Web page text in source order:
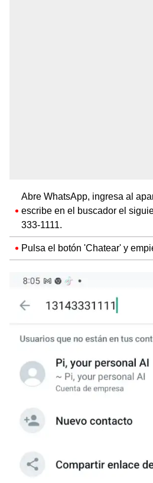
Abre WhatsApp, ingresa al
escribe en el buscador el
333-1111.
Pulsa el botón 'Chatear' y